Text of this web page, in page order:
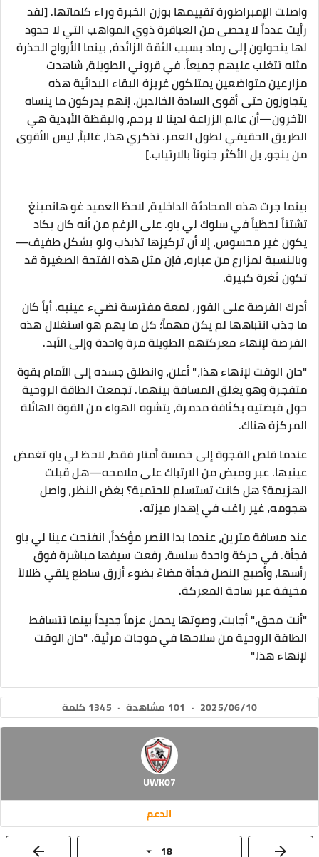
واصلت الإمبراطورة تقييمها بوزن الخبرة وراء كلماتها. [لقد
رأيت عدداً لا يحصى من العباقرة ذوي المواهب التي لا حدود
لها يتحولون إلى رماد بسبب الثقة الزائدة، بينما الأرواح الحذرة
مثله تتغلب عليهم جميعاً. في قروني الطويلة، شاهدت
مزارعين متواضعين يمتلكون غريزة البقاء البدائية هذه
يتجاوزون حتى أقوى السادة الخالدين. إنهم يدركون ما ينساه
الآخرون—أن عالم الزراعة لدينا لا يرحم، واليقظة الأبدية هي
الطريق الحقيقي لطول العمر. تذكري هذا، غالباً، ليس الأقوى
من ينجو، بل الأكثر جنوناً بالارتياب.]
بينما جرت هذه المحادثة الداخلية، لاحظ العميد غو هانمينغ
تشتتاً لحظياً في سلوك لي ياو. على الرغم من أنه كان يكاد
يكون غير محسوس، إلا أن تركيزها تذبذب ولو بشكل طفيف—
وبالنسبة لمزارع من عياره، فإن مثل هذه الفتحة الصغيرة قد
تكون ثغرة كبيرة.
أدرك الفرصة على الفور، لمعة مفترسة تضيء عينيه. أياً كان
ما جذب انتباهها لم يكن مهماً؛ كل ما يهم هو استغلال هذه
الفرصة لإنهاء معركتهم الطويلة مرة واحدة وإلى الأبد.
"حان الوقت لإنهاء هذا،" أعلن، وانطلق جسده إلى الأمام بقوة
متفجرة وهو يغلق المسافة بينهما. تجمعت الطاقة الروحية
حول قبضتيه بكثافة مدمرة، يتشوه الهواء من القوة الهائلة
المركزة هناك.
عندما قلص الفجوة إلى خمسة أمتار فقط، لاحظ لي ياو تغمض
عينيها. عبر وميض من الارتباك على ملامحه—هل قبلت
الهزيمة؟ هل كانت تستسلم للحتمية؟ بغض النظر، واصل
هجومه، غير راغب في إهدار ميزته.
عند مسافة مترين، عندما بدا النصر مؤكداً، انفتحت عينا لي ياو
فجأة. في حركة واحدة سلسة، رفعت سيفها مباشرة فوق
رأسها، وأصبح النصل فجأة مضاءً بضوء أزرق ساطع يلقي ظلالاً
مخيفة عبر ساحة المعركة.
"أنت محق،" أجابت، وصوتها يحمل عزماً جديداً بينما تتساقط
الطاقة الروحية من سلاحها في موجات مرئية. "حان الوقت
لإنهاء هذا."
2025/06/10
· 101 مشاهدة · 1345 كلمة
UWK07
الدعم
18